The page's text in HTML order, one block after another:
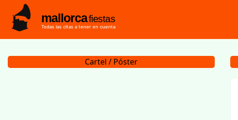
mallorcafiestas
Todas las citas a tener en cuenta
Cartel / Póster